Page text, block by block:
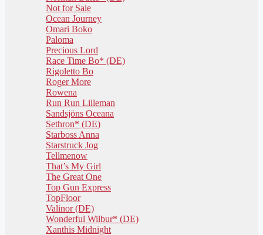
Not for Sale
Ocean Journey
Omari Boko
Paloma
Precious Lord
Race Time Bo* (DE)
Rigoletto Bo
Roger More
Rowena
Run Run Lilleman
Sandsjöns Oceana
Sethron* (DE)
Starboss Anna
Starstruck Jog
Tellmenow
That’s My Girl
The Great One
Top Gun Express
TopFloor
Valinor (DE)
Wonderful Wilbur* (DE)
Xanthis Midnight